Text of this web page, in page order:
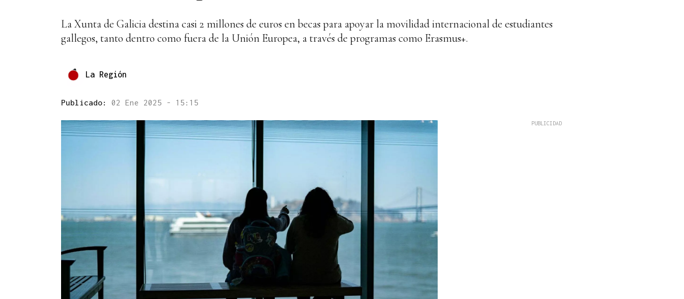
La Xunta de Galicia destina casi 2 millones de euros en becas para apoyar la movilidad internacional de estudiantes
gallegos, tanto dentro como fuera de la Unión Europea, a través de programas como Erasmus+.
La Región
Publicado: 02 Ene 2025 - 15:15